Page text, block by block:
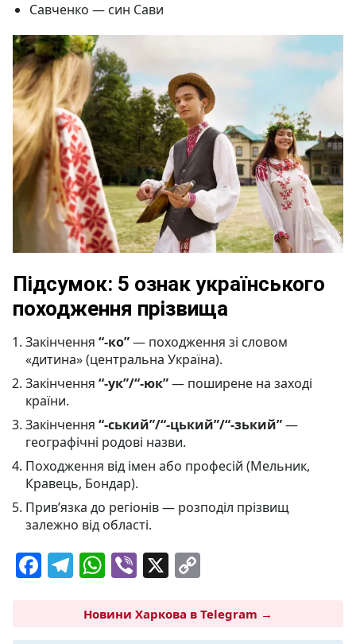
Савченко — син Сави
Підсумок: 5 ознак українського
походження прізвища
Закінчення “-ко”— походження зі словом
«дитина» (центральна Україна).
Закінчення “-ук”/“-юк”— поширене на заході
країни.
Закінчення “-ський”/“-цький”/“-зький”—
географічні родові назви.
Походження від імен або професій (Мельник,
Кравець, Бондар).
Прив’язка до регіонів — розподіл прізвищ
залежно від області.
F T
e
W
at
Vi
er
X
p
Новини Харкова в Telegram →